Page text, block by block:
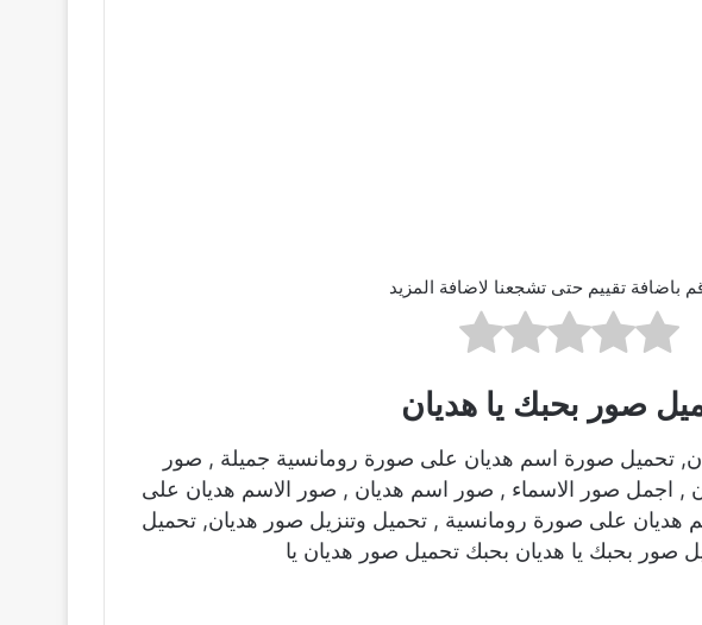
باضافة تقييم حتى تشجعنا لاضافة المزيد
صور بحبك يا هديان
تحميل صورة اسم هديان على صورة رومانسية جميلة , صور
, اجمل صور الاسماء , صور اسم هديان , صور الاسم هديان على
هديان على صورة رومانسية , تحميل وتنزيل صور هديان, تحميل
صور بحبك يا هديان بحبك تحميل صور هديان يا